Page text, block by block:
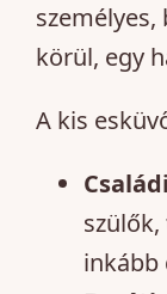
személyes,
körül, egy
A kis
inkább